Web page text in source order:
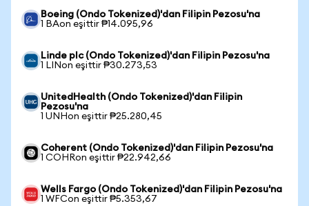
Boeing (Ondo Tokenized)'dan Filipin Pezosu'na
1 BAon eşittir ₱14.095,96
Linde plc (Ondo Tokenized)'dan Filipin Pezosu'na
1 LINon eşittir ₱30.273,53
UnitedHealth (Ondo Tokenized)'dan Filipin
Pezosu'na
1 UNHon eşittir ₱25.280,45
Coherent (Ondo Tokenized)'dan Filipin Pezosu'na
1 COHRon eşittir ₱22.942,66
Wells Fargo (Ondo Tokenized)'dan Filipin Pezosu'na
1 WFCon eşittir ₱5.353,67